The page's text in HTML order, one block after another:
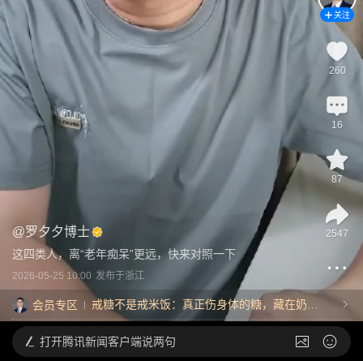
@罗夕夕博士
这四类人，离“老年痴呆”更远，快来对照一下
2026-05-25 10:00 发布于浙江
会员专区
戒糖不是戒米饭：真正伤身体的糖，藏在奶
茶、果汁、蜂蜜和零食里
关注
260
16
87
2547
打开腾讯新闻客户端说两句